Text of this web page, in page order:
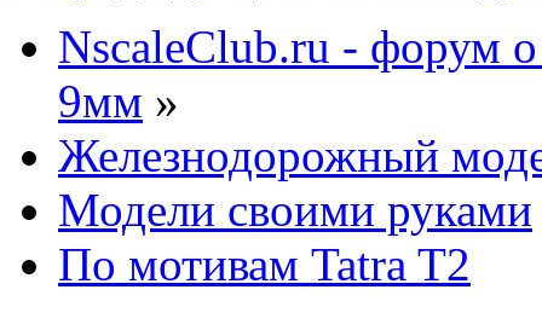
NscaleClub.ru - форум
9мм »
Железнодорожный
Модели своими руками
По мотивам Tatra T2